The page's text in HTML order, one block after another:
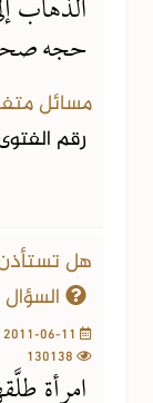
الذهاب
حجه
مسائل
رقم
هل
امرأة